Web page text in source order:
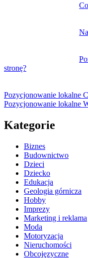
stronę?
Pozycjonowanie lokalne
Pozycjonowanie lokalne
Kategorie
Biznes
Budownictwo
Dzieci
Dziecko
Edukacja
Geologia górnicza
Hobby
Imprezy
Marketing i reklama
Moda
Motoryzacja
Nieruchomości
Obcojęzyczne